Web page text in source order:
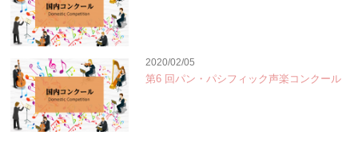
2020/02/05
第6 回パン・パシフィック声楽コンクール